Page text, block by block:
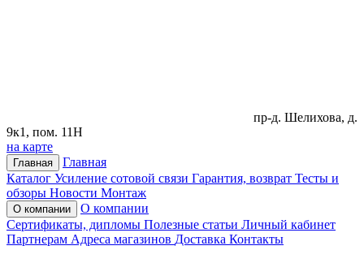
пр-д. Шелихова, д.
9к1, пом. 11Н
на карте
Главная
Главная
Каталог Усиление сотовой связи Гарантия, возврат Тесты и
обзоры Новости Монтаж
О компании
О компании
Сертификаты, дипломы Полезные статьи Личный кабинет
Партнерам Адреса магазинов Доставка Контакты